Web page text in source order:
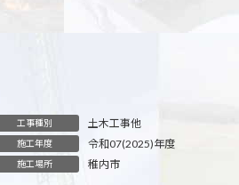
工事種別 土木工事他
施工年度 令和07(2025)年度
施工場所 稚内市